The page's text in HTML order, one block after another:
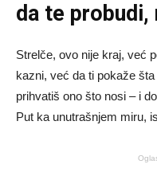
da te probudi,
Strelče, ovo nije kraj, već
kazni, već da ti pokaže
prihvatiš ono što nosi – i
Put ka unutrašnjem miru,